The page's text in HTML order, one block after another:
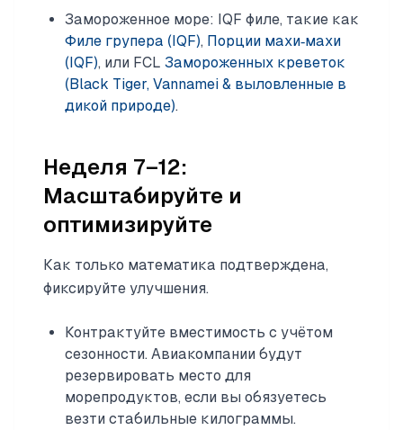
Замороженное море: IQF филе, такие как
Филе групера (IQF), Порции махи‑махи
(IQF), или FCL Замороженных креветок
(Black Tiger, Vannamei & выловленные в
дикой природе).
Неделя 7–12:
Масштабируйте и
оптимизируйте
Как только математика подтверждена,
фиксируйте улучшения.
Контрактуйте вместимость с учётом
сезонности. Авиакомпании будут
резервировать место для
морепродуктов, если вы обязуетесь
везти стабильные килограммы.